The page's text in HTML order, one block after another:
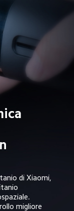
di Xiaomi,
migliore